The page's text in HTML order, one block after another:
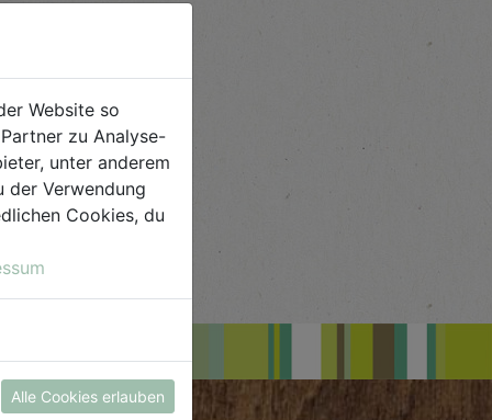
Website so
zu Analyse-
unter anderem
der Verwendung
Cookies, du
Alle Cookies erlauben